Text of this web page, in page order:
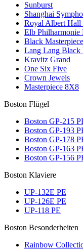
Sunburst
Shanghai
Royal Albert
Elb
Black Masterpiece
Lang Lang Black
Kravitz Grand
One Six Five
Crown Jewels
Masterpiece 8X8
Boston Flügel
Boston GP-215
Boston GP-193
Boston GP-178
Boston GP-163
Boston GP-156
Boston Klaviere
UP-132E PE
UP-126E PE
UP-118 PE
Boston Besonderheiten
Rainbow